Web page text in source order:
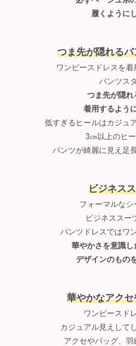
履くように
つま先が隠れる
ワンピースドレスを着
パンツス
つま先が隠れ
着用するよう
低すぎるヒールはカジュ
3㎝以上のヒー
パンツが綺麗に見え足
ビジネス
フォーマルなシ
ビジネススー
パンツドレスではワ
華やかさを意識し
デザインのもの
華やかなアク
ワンピースド
カジュアル見えして
アクセやバッグ、